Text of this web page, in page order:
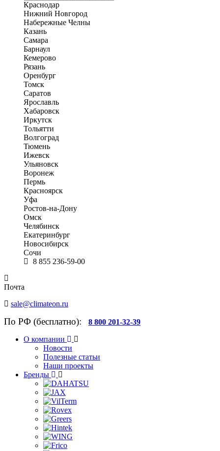
Краснодар
Нижний Новгород
Набережные Челны
Казань
Самара
Барнаул
Кемерово
Рязань
Оренбург
Томск
Саратов
Ярославль
Хабаровск
Иркутск
Тольятти
Волгоград
Тюмень
Ижевск
Ульяновск
Воронеж
Пермь
Красноярск
Уфа
Ростов-на-Дону
Омск
Челябинск
Екатеринбург
Новосибирск
Сочи
8 855 236-59-00
Почта
sale@climateon.ru
По РФ (бесплатно): 8 800 201-32-39
О компании
Новости
Полезные статьи
Наши проекты
Бренды